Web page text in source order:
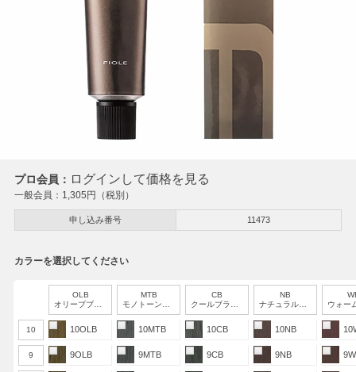
プロ会員： ログインして価格を見る
一般会員： 1,305円（税別）
申し込み番号 11473
カラーを選択してください
OLB
オリーブブラウン
MTB
モノトーンブラウン
CB
クールブラウン
NB
ナチュラルブラウン
ウォームブ
10 10OLB 10MTB 10CB 10NB
9 9OLB 9MTB 9CB 9NB